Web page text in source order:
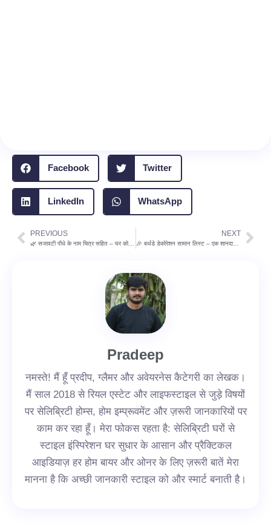
Facebook Twitter
LinkedIn WhatsApp
Prev
PREVIOUS
🌿 सजावटी पौधे के नाम चित्र सहित – घर को बनाएं नेचुरल और खूबसूरत
NEXT
🎉 बर्थडे डेकोरेशन सामान लिस्ट – एक शानदार पार्टी के लिए पूरी गाइड
Pradeep
नमस्ते! मैं हूँ प्रदीप, ग्लैमर और अवेयरनेस कैटेगरी का लेखक।
मैं साल 2018 से रियल एस्टेट और लाइफस्टाइल से जुड़े विषयों
पर सेलिब्रिटी होम्स, होम इम्प्रूवमेंट और ज़रूरी जानकारियों पर
काम कर रहा हूँ। मेरा फोकस रहता है: सेलिब्रिटी घरों से
स्टाइल इंस्पिरेशन घर सुधार के आसान और प्रैक्टिकल
आइडियाज़ हर होम बायर और ओनर के लिए ज़रूरी बातें मेरा
मानना है कि अच्छी जानकारी स्टाइल को और स्मार्ट बनाती है।